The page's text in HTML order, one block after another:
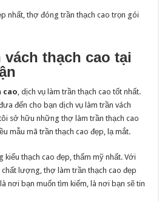
nhất, thợ đóng trần thạch cao trọn gói
thạch cao tại
cao, dịch vụ làm trần thạch cao tốt nhất.
đến cho bạn dịch vụ làm trần vách
sở hữu những thợ làm trần thạch cao
mẫu mã trần thạch cao đẹp, lạ mắt.
thạch cao đẹp, thẩm mỹ nhất. Với
lượng, thợ làm trần thạch cao đẹp
nơi bạn muốn tìm kiếm, là nơi bạn sẽ tin